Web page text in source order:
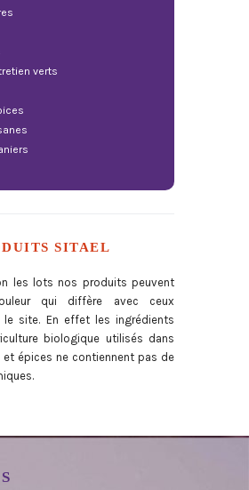
verts
SITAEL
les lots nos produits peuvent
qui diffère avec ceux
le site. En effet les ingrédients
biologique utilisés dans
et épices ne contiennent pas de